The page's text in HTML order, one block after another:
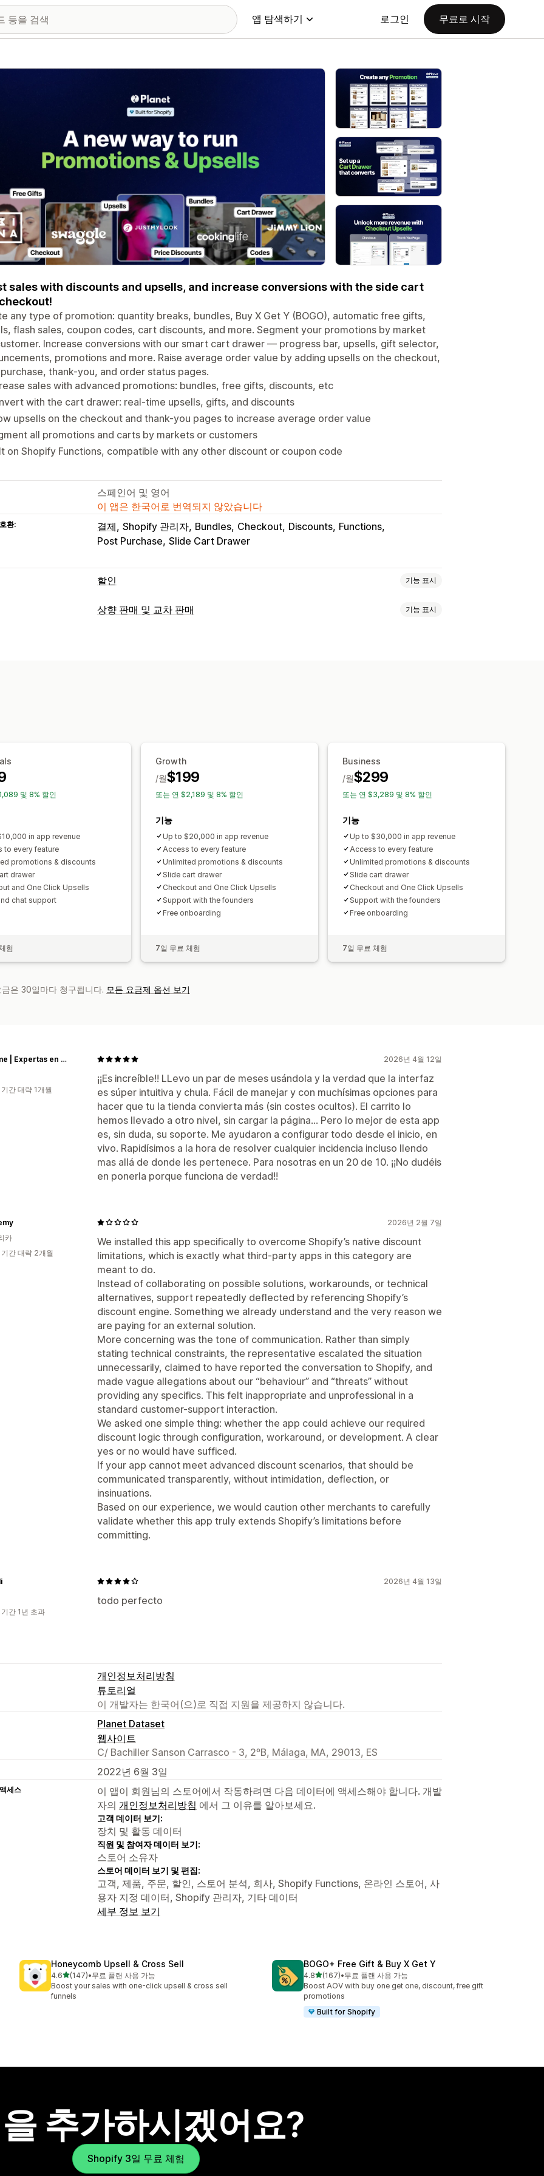
앱 탐색하기 로그인 무료로 시작
미지 갤러리
sales with discounts and upsells, and increase conversions with the side cart
any type of promotion: quantity breaks, bundles, Buy X Get Y (BOGO), automatic free gifts,
flash sales, coupon codes, cart discounts, and more. Segment your promotions by market
Increase conversions with our smart cart drawer — progress bar, upsells, gift selector,
promotions and more. Raise average order value by adding upsells on the checkout,
thank-you, and order status pages.
sales with advanced promotions: bundles, free gifts, discounts, etc
with the cart drawer: real-time upsells, gifts, and discounts
upsells on the checkout and thank-you pages to increase average order value
all promotions and carts by markets or customers
on Shopify Functions, compatible with any other discount or coupon code
스페인어 및 영어
이 앱은 한국어로 번역되지 않았습니다
환: 결제 Shopify 관리자 Bundles Checkout Discounts Functions
Post Purchase Slide Cart Drawer
할인 기능 표시
할인 유형
API 및 Webhook
상향 판매 및 교차 판매 기능 표시
무료 기프트
함께 자주 구매하는 제품
수량 구분 수량 할인
추천 실적 퍼널 추적
및 8% 할인
in app revenue
to every feature
promotions & discounts
drawer
and One Click Upsells
chat support
험
Growth
$199
/월
또는 연 $2,189 및 8% 할인
기능
Up to $20,000 in app revenue
Access to every feature
Unlimited promotions & discounts
Slide cart drawer
Checkout and One Click Upsells
Support with the founders
Free onboarding
7일 무료 체험
Business
$299
/월
또는 연 $3,289 및 8% 할인
기능
Up to $30,000 in app revenue
Access to every feature
Unlimited promotions & discounts
Slide cart drawer
Checkout and One Click Upsells
Support with the founders
Free onboarding
7일 무료 체험
은 30일마다 청구됩니다. 모든 요금제 옵션 보기
2026년 4월 12일
¡¡Es increíble!! LLevo un par de meses usándola y la verdad que la interfaz
es súper intuitiva y chula. Fácil de manejar y con muchísimas opciones para
hacer que tu la tienda convierta más (sin costes ocultos). El carrito lo
hemos llevado a otro nivel, sin cargar la página... Pero lo mejor de esta app
es, sin duda, su soporte. Me ayudaron a configurar todo desde el inicio, en
vivo. Rapidísimos a la hora de resolver cualquier incidencia incluso llendo
mas allá de donde les pertenece. Para nosotras en un 20 de 10. ¡¡No dudéis
en ponerla porque funciona de verdad!!
D'Arome | Expertas en aromas de hogar
간 대략 1개월
2026년 2월 7일
We installed this app specifically to overcome Shopify’s native discount
limitations, which is exactly what third-party apps in this category are
meant to do.
Instead of collaborating on possible solutions, workarounds, or technical
alternatives, support repeatedly deflected by referencing Shopify’s
discount engine. Something we already understand and the very reason we
are paying for an external solution.
More concerning was the tone of communication. Rather than simply
stating technical constraints, the representative escalated the situation
unnecessarily, claimed to have reported the conversation to Shopify, and
made vague allegations about our “behaviour” and “threats” without
providing any specifics. This felt inappropriate and unprofessional in a
standard customer-support interaction.
We asked one simple thing: whether the app could achieve our required
discount logic through configuration, workaround, or development. A clear
yes or no would have sufficed.
If your app cannot meet advanced discount scenarios, that should be
communicated transparently, without intimidation, deflection, or
insinuations.
Based on our experience, we would caution other merchants to carefully
validate whether this app truly extends Shopify’s limitations before
committing.
카
간 대략 2개월
2026년 4월 13일
todo perfecto
간 1년 초과
개인정보처리방침
튜토리얼
이 개발자는 한국어(으)로 직접 지원을 제공하지 않습니다.
Planet Dataset
웹사이트
C/ Bachiller Sanson Carrasco - 3, 2ºB, Málaga, MA, 29013, ES
2022년 6월 3일
세스
이 앱이 회원님의 스토어에서 작동하려면 다음 데이터에 액세스해야 합니다. 개발
자의 개인정보처리방침 에서 그 이유를 알아보세요.
고객 데이터 보기:
장치 및 활동 데이터
직원 및 참여자 데이터 보기:
스토어 소유자
스토어 데이터 보기 및 편집:
고객, 제품, 주문, 할인, 스토어 분석, 회사, Shopify Functions, 온라인 스토어, 사
용자 지정 데이터, Shopify 관리자, 기타 데이터
세부 정보 보기
Honeycomb Upsell & Cross Sell
4.6별 5개 중
(147)
총 리뷰 147개
•무료 플랜 사용 가능
Boost your sales with one-click upsell & cross sell
funnels
BOGO+ Free Gift & Buy X Get Y
4.8별 5개 중
(167)
총 리뷰 167개
•무료 플랜 사용 가능
Boost AOV with buy one get one, discount, free gift
promotions
Built for Shopify
추가하시겠어요?
Shopify 3일 무료 체험